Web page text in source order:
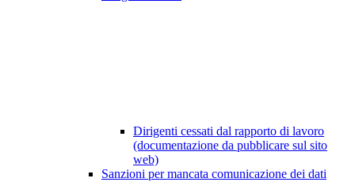
Dirigenti cessati dal rapporto di lavoro
(documentazione da pubblicare sul sito
web)
Sanzioni per mancata comunicazione dei dati